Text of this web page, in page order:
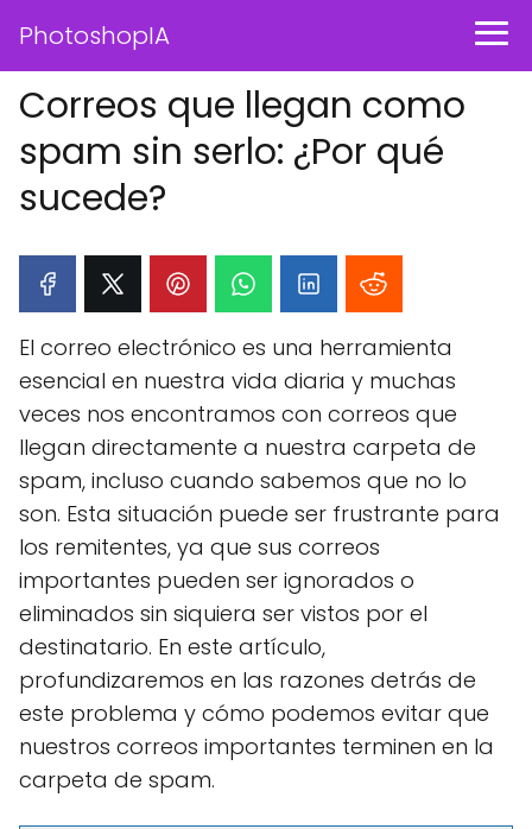
PhotoshopIA
Correos que llegan como
spam sin serlo: ¿Por qué
sucede?
El correo electrónico es una herramienta
esencial en nuestra vida diaria y muchas
veces nos encontramos con correos que
llegan directamente a nuestra carpeta de
spam, incluso cuando sabemos que no lo
son. Esta situación puede ser frustrante para
los remitentes, ya que sus correos
importantes pueden ser ignorados o
eliminados sin siquiera ser vistos por el
destinatario. En este artículo,
profundizaremos en las razones detrás de
este problema y cómo podemos evitar que
nuestros correos importantes terminen en la
carpeta de spam.